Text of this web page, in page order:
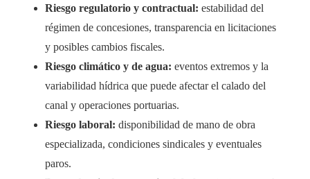
Riesgo regulatorio y contractual: estabilidad del
régimen de concesiones, transparencia en licitaciones
y posibles cambios fiscales.
Riesgo climático y de agua: eventos extremos y la
variabilidad hídrica que puede afectar el calado del
canal y operaciones portuarias.
Riesgo laboral: disponibilidad de mano de obra
especializada, condiciones sindicales y eventuales
paros.